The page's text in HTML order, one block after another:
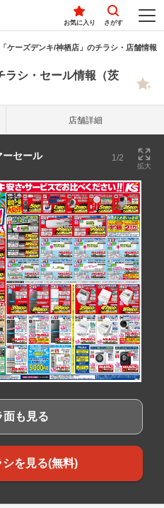
お気に入り さがす
「ケーズデンキ/神栖店」のチラシ・店舗情報
ラシ・セール情報（茨
店舗詳細
ーセール 1/2
拡大
面も見る
を見る(無料)